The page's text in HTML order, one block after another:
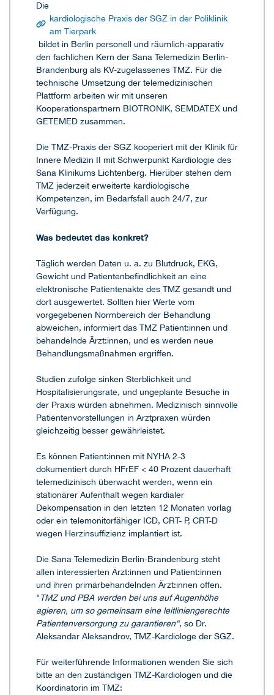
Die
kardiologische Praxis der SGZ in der Poliklinik
am Tierpark
bildet in Berlin personell und räumlich-apparativ
den fachlichen Kern der Sana Telemedizin Berlin-
Brandenburg als KV-zugelassenes TMZ. Für die
technische Umsetzung der telemedizinischen
Plattform arbeiten wir mit unseren
Kooperationspartnern BIOTRONIK, SEMDATEX und
GETEMED zusammen.
Die TMZ-Praxis der SGZ kooperiert mit der Klinik für
Innere Medizin II mit Schwerpunkt Kardiologie des
Sana Klinikums Lichtenberg. Hierüber stehen dem
TMZ jederzeit erweiterte kardiologische
Kompetenzen, im Bedarfsfall auch 24/7, zur
Verfügung.
Was bedeutet das konkret?
Täglich werden Daten u. a. zu Blutdruck, EKG,
Gewicht und Patientenbefindlichkeit an eine
elektronische Patientenakte des TMZ gesandt und
dort ausgewertet. Sollten hier Werte vom
vorgegebenen Normbereich der Behandlung
abweichen, informiert das TMZ Patient:innen und
behandelnde Ärzt:innen, und es werden neue
Behandlungsmaßnahmen ergriffen.
Studien zufolge sinken Sterblichkeit und
Hospitalisierungsrate, und ungeplante Besuche in
der Praxis würden abnehmen. Medizinisch sinnvolle
Patientenvorstellungen in Arztpraxen würden
gleichzeitig besser gewährleistet.
Es können Patient:innen mit NYHA 2-3
dokumentiert durch HFrEF < 40 Prozent dauerhaft
telemedizinisch überwacht werden, wenn ein
stationärer Aufenthalt wegen kardialer
Dekompensation in den letzten 12 Monaten vorlag
oder ein telemonitorfähiger ICD, CRT- P, CRT-D
wegen Herzinsuffizienz implantiert ist.
Die Sana Telemedizin Berlin-Brandenburg steht
allen interessierten Ärzt:innen und Patient:innen
und ihren primärbehandelnden Ärzt:innen offen.
"TMZ und PBA werden bei uns auf Augenhöhe
agieren, um so gemeinsam eine leitliniengerechte
Patientenversorgung zu garantieren“, so Dr.
Aleksandar Aleksandrov, TMZ-Kardiologe der SGZ.
Für weiterführende Informationen wenden Sie sich
bitte an den zuständigen TMZ-Kardiologen und die
Koordinatorin im TMZ: